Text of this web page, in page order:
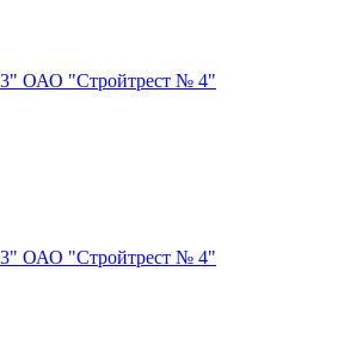
ОАО "Стройтрест № 4"
ОАО "Стройтрест № 4"